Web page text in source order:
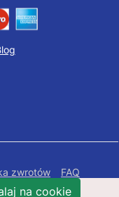
zwrotów
FAQ
Strony
na cookie